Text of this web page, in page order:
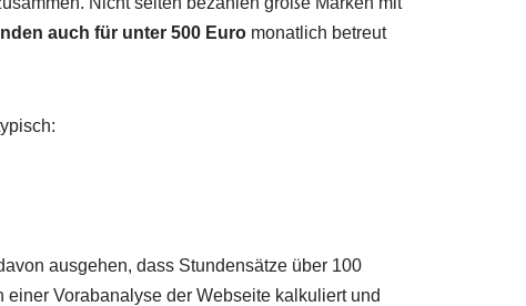
auch für unter 500 Euro monatlich betreut
ausgehen, dass Stundensätze über 100
Vorabanalyse der Webseite kalkuliert und